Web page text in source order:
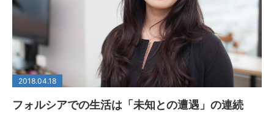
2018.04.18
フォルシアでの生活は「未知との遭遇」の連続